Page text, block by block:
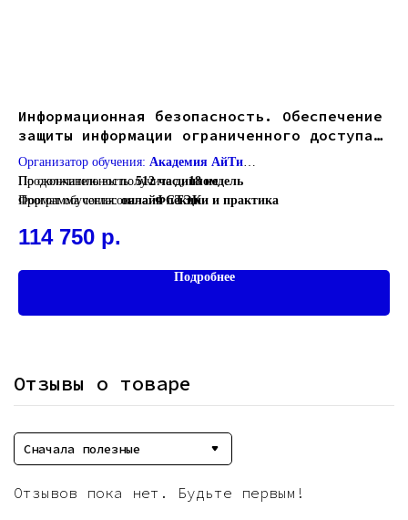
Информационная безопасность. Обеспечение
защиты информации ограниченного доступа,
не содержащей сведения, составляющие
государственную тайну
Организатор обучения: Академия АйТи
Продолжительность:512 час., 18 недель
Формат обучения:онлайн лекции и практика
По окончанию вы получитедиплом
Программа согласована:ФСТЭК
114 750 р.
Подробнее
Отзывы о товаре
Сначала полезные
Отзывов пока нет. Будьте первым!